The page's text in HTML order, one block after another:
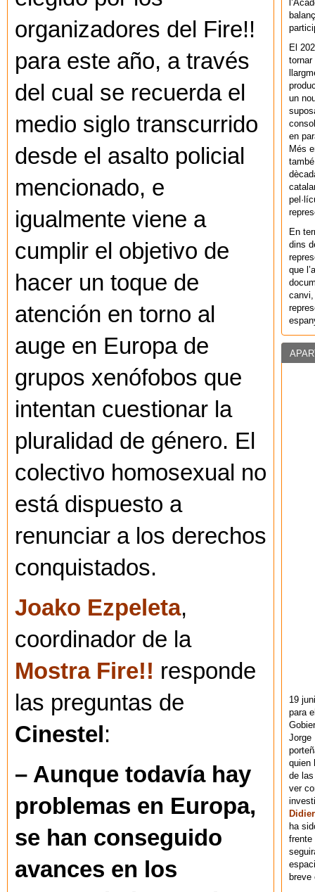
organizadores del Fire!!
para este año, a través
del cual se recuerda el
medio siglo transcurrido
desde el asalto policial
mencionado, e
igualmente viene a
cumplir el objetivo de
hacer un toque de
atención en torno al
auge en Europa de
grupos xenófobos que
intentan cuestionar la
pluralidad de género. El
colectivo homosexual no
está dispuesto a
renunciar a los derechos
conquistados.
Joako Ezpeleta,
coordinador de la
Mostra Fire!! responde
las preguntas de
Cinestel :
– Aunque todavía hay
problemas en Europa,
se han conseguido
avances en los
El
un
en
Més
En
dins
que
canvi,
19
para
Jorge
quien
de
ver
Didier
ha
frente
breve